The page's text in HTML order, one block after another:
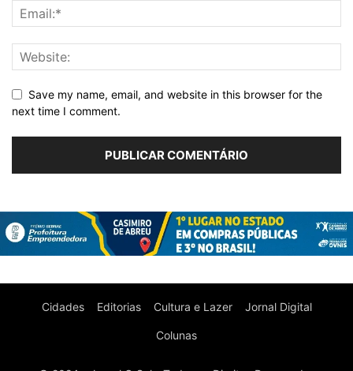
Save my name, email, and website in this browser for the
next time I comment.
Cidades Editorias Cultura e Lazer Jornal Digital
Colunas